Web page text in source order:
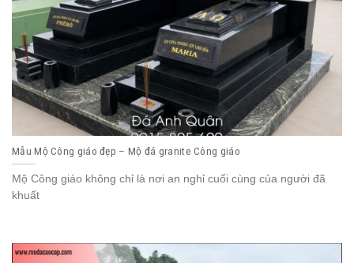
Mẫu Mộ Công giáo đẹp – Mộ đá granite Công giáo
Mộ Công giáo không chỉ là nơi an nghỉ cuối cùng của người đã
khuất